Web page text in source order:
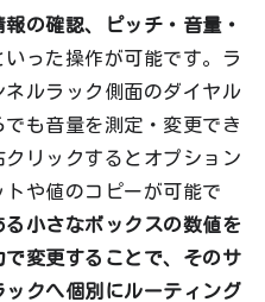
の確認、ピッチ・音量・
いった操作が可能です。ラ
ルラック側面のダイヤル
も音量を測定・変更でき
リックするとオプション
や値のコピーが可能で
小さなボックスの数値を
変更することで、そのサ
クへ個別にルーティング